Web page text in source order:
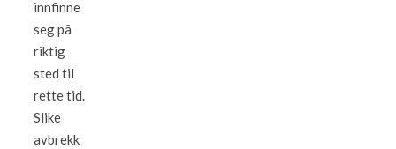
innfinne
seg på
riktig
sted til
rette tid.
Slike
avbrekk